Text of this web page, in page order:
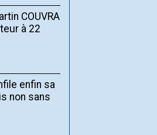
COUVRA
à 22
enfin sa
non sans